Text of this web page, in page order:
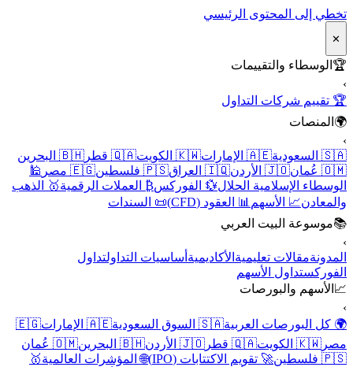
تخطي إلى المحتوى الرئيسي
✕
🏆 الوسطاء والتقييمات
›
🏆 تقييم شركات التداول
🌍 المنصات
›
🇸🇦 السعودية
🇦🇪 الإمارات 🇰🇼 الكويت 🇶🇦 قطر
🇧🇭 البحرين
🇴🇲 عُمان
🇯🇴 الأردن 🇮🇶 العراق 🇵🇸 فلسطين 🇪🇬 مصر
🕌
الوسطاء الإسلامية الحلال💱 الفوركس₿ العملات الرقمية🥇 الذهب
والمعادن📈 الأسهم 📊 العقود (CFD)
📜 السندات
📚موسوعة البيت العربي
›
المدونةمقالات تعليمية الأكاديمية أساسيات التداولتداول
الفوركستداول الأسهم
📈 الأسهم والبورصات
›
🌍 كل البورصات العربية🇸🇦 السوق السعودية 🇦🇪 الإمارات
🇪🇬
مصر 🇰🇼 الكويت 🇶🇦 قطر 🇯🇴 الأردن 🇧🇭 البحرين
🇴🇲 عُمان
🇵🇸 فلسطين
🚀 تقويم الاكتتابات (IPO) 🌐 المؤشرات العالمية🥇